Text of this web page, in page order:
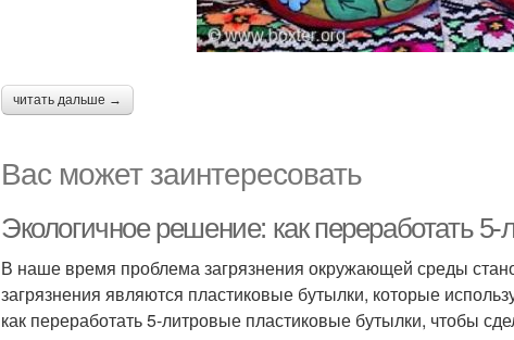
читать дальше →
Вас может заинтересовать
Экологичное решение: как переработать
В наше время проблема загрязнения окружающей среды
загрязнения являются пластиковые бутылки, которые
как переработать 5-литровые пластиковые бутылки, чтобы